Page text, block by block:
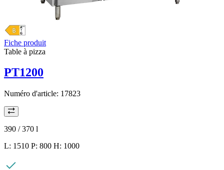
Fiche produit
Table à pizza
PT1200
Numéro d'article: 17823
390 / 370 l
L: 1510 P: 800 H: 1000